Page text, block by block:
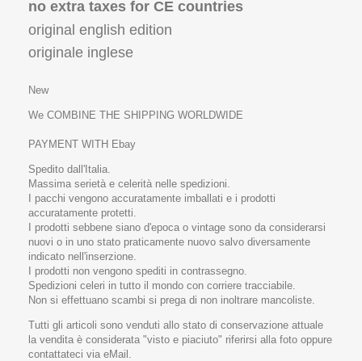
no extra taxes for CE countries
original english edition
originale inglese
New
We COMBINE THE SHIPPING WORLDWIDE
PAYMENT WITH Ebay
Spedito dall'Italia.
Massima serietà e celerità nelle spedizioni.
I pacchi vengono accuratamente imballati e i prodotti
accuratamente protetti.
I prodotti sebbene siano d'epoca o vintage sono da considerarsi
nuovi o in uno stato praticamente nuovo salvo diversamente
indicato nell'inserzione.
I prodotti non vengono spediti in contrassegno.
Spedizioni celeri in tutto il mondo con corriere tracciabile.
Non si effettuano scambi si prega di non inoltrare mancoliste.
Tutti gli articoli sono venduti allo stato di conservazione attuale
la vendita è considerata "visto e piaciuto" riferirsi alla foto oppure
contattateci via eMail.